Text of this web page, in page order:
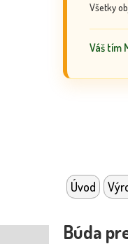
Všetky
Váš tím
Úvod
Búda